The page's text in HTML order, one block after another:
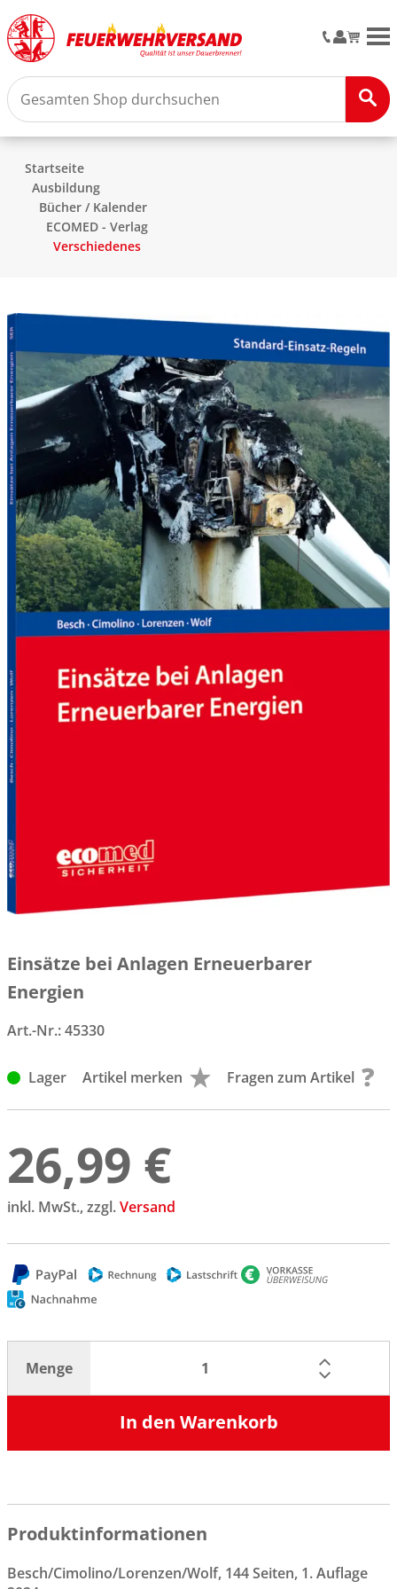
Startseite
Ausbildung
Bücher / Kalender
ECOMED - Verlag
Verschiedenes
Einsätze bei Anlagen Erneuerbarer
Energien
Art.-Nr.:45330
Lager Artikel merken Fragen zum Artikel
26,99 €
inkl. MwSt., zzgl.Versand
Menge
In den Warenkorb
Produktinformationen
Besch/Cimolino/Lorenzen/Wolf, 144 Seiten, 1. Auflage